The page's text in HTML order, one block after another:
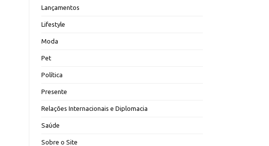
Lançamentos
Lifestyle
Moda
Pet
Política
Presente
Relações Internacionais e Diplomacia
Saúde
Sobre o Site